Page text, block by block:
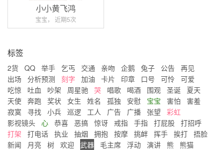
小小黄飞鸿
宝宝， 近期5次
标签
2货 QQ 举手 乞丐 交通 亲吻 企鹅 兔子 公告 再见
出场
分析预测 刻字 加油 卡片 印章 口号 可怜
可爱
吃惊
吐血 吵架 周星驰 哭 唱歌 喝酒 围观 圣诞
夏天
天使 奔跑 奖状 女生 姓名 孤独 安慰 宝宝 害怕
害羞
寂寞
寻找 小兵 巡逻 工人 广告 广播 张望
彩虹
影视镜头 心 恭喜 恶搞 惊讶 戒指 手指 打屁股 打招呼
打架
打电话 执业 抽烟 拥抱 按摩 挑衅 挥手 挨打 捂脸
新闻
月亮 树 欢迎 武器 毛主席 浮动 演讲 熊
熊猫